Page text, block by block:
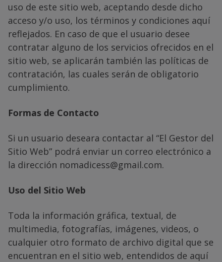
uso de este sitio web, aceptando desde dicho
acceso y/o uso, los términos y condiciones aquí
reflejados. En caso de que el usuario desee
contratar alguno de los servicios ofrecidos en el
sitio web, se aplicarán también las políticas de
contratación, las cuales serán de obligatorio
cumplimiento.
Formas de Contacto
Si un usuario deseara contactar al “El Gestor del
Sitio Web” podrá enviar un correo electrónico a
la dirección nomadicess@gmail.com.
Uso del Sitio Web
Toda la información gráfica, textual, de
multimedia, fotografías, imágenes, videos, o
cualquier otro formato de archivo digital que se
encuentran en el sitio web, entendidos de aquí